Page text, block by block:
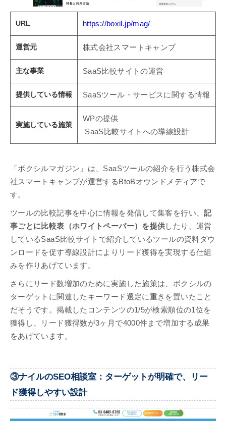
URL https://boxil.jp/mag/
運営元 株式会社スマートキャンプ
主な事業 SaaS比較サイトの運営
提供している情報 SaaSツール・サービスに関する情報
実施している施策
WPの提供
SaaS比較サイトへの導線設計
「ボクシルマガジン」は、SaaSツールの紹介を行う株式会
社スマートキャンプが運営するBtoBオウンドメディアで
す。
ツールの比較記事を中心に情報を発信して集客を行い、記
事ごとに比較表（ホワイトペーパー）を提供したり、運営
しているSaaS比較サイトで紹介しているツールの資料ダウ
ンロードを促す導線設計によりリード獲得を実現する仕組
みを作りあげています。
さらにリード数増加のために実施した施策は、ボクシルの
ターゲットに関連したキーワード選定に重きを置いたこと
だそうです。掲載したコンテンツの1/5が検索順位の1位を
獲得し、リード獲得数が3ヶ月で4000件まで増加する成果
をあげています。
③ナイルのSEO相談室：ターゲットが明確で、リー
ド獲得しやすい設計